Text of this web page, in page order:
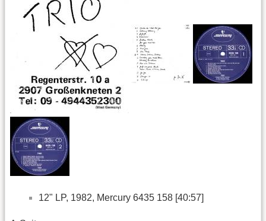
12" LP, 1982, Mercury 6435 158 [40:57]